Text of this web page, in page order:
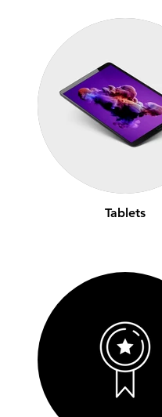
Tablets